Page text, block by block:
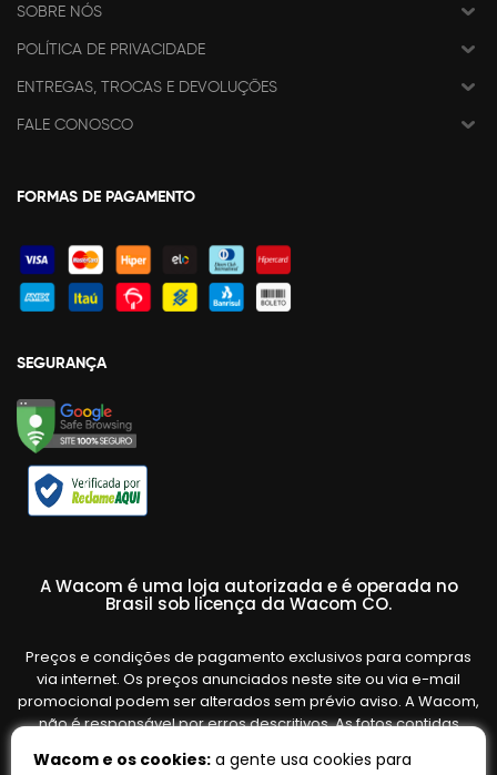
SOBRE NÓS
POLÍTICA DE PRIVACIDADE
ENTREGAS, TROCAS E DEVOLUÇÕES
FALE CONOSCO
FORMAS DE PAGAMENTO
SEGURANÇA
A Wacom é uma loja autorizada e é operada no
Brasil sob licença da Wacom CO.
Preços e condições de pagamento exclusivos para compras
via internet. Os preços anunciados neste site ou via e-mail
promocional podem ser alterados sem prévio aviso. A Wacom,
não é responsável por erros descritivos. As fotos contidas
variar de acordo com o fornecedor/lote do fabricante. Ofertas
Wacom e os cookies: a gente usa cookies para